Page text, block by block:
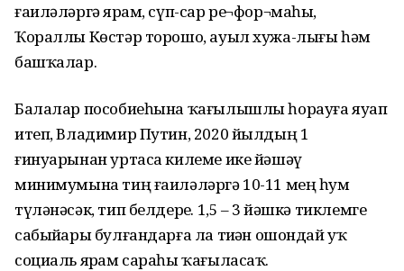
ғаиләләргә ярҙам, сүп-сар ре¬фор¬маһы,
Ҡораллы Көстәр торошо, ауыл хужа-лығы һәм
башҡалар.
Балалар пособиеһына ҡағылышлы һорауға яуап
итеп, Владимир Путин, 2020 йылдың 1
ғинуарынан уртаса килеме ике йәшәү
минимумына тиң ғаиләләргә 10-11 мең һум
түләнәсәк, тип белдерҙе. 1,5 – 3 йәшкә тиклемге
сабыйҙары булғандарға ла тиҙҙән ошондай уҡ
социаль ярҙам сараһы ҡағыласаҡ.